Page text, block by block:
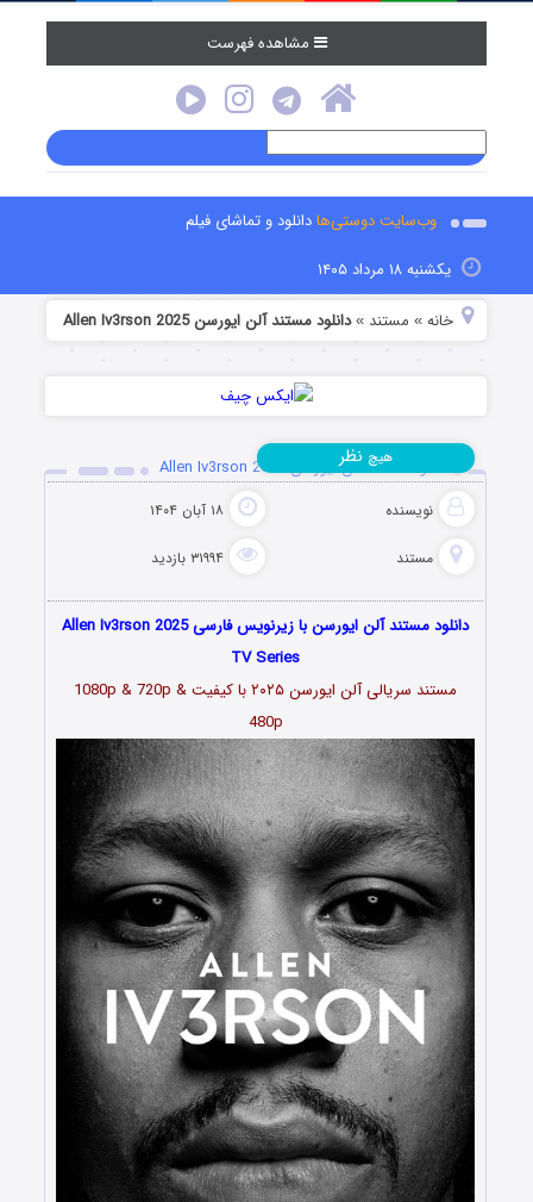
مشاهده فهرست
وب‌سایت دوستی‌هادانلود و تماشای فیلم
یکشنبه ۱۸ مرداد ۱۴۰۵
خانه » مستند »دانلود مستند آلن ایورسن Allen Iv3rson 2025
دانلود مستند آلن ایورسن Allen Iv3rson 2025
نویسنده ۱۸ آبان ۱۴۰۴
مستند ۳۱۹۹۴ بازدید
هیچ نظر
دانلود مستند آلن ایورسن با زیرنویس فارسی Allen Iv3rson 2025
TV Series
مستند سریالی آلن ایورسن ۲۰۲۵ با کیفیت 1080p & 720p &
480p